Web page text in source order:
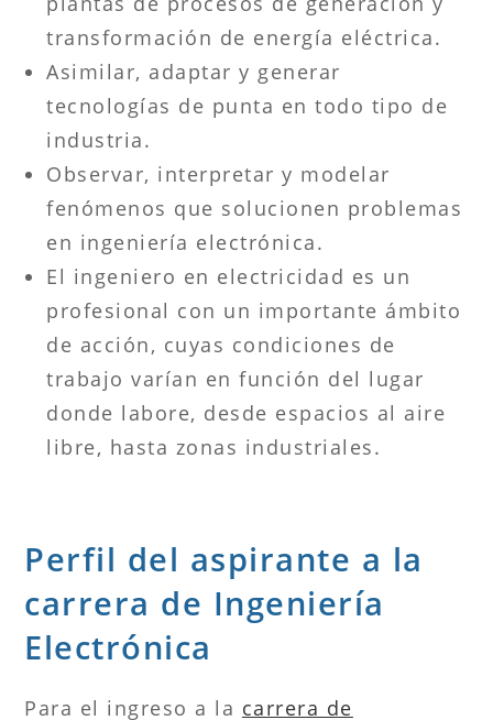
transformación de energía eléctrica.
Asimilar, adaptar y generar
tecnologías de punta en todo tipo de
industria.
Observar, interpretar y modelar
fenómenos que solucionen problemas
en ingeniería electrónica.
El ingeniero en electricidad es un
profesional con un importante ámbito
de acción, cuyas condiciones de
trabajo varían en función del lugar
donde labore, desde espacios al aire
libre, hasta zonas industriales.
Perfil del aspirante a la
carrera de Ingeniería
Electrónica
Para el ingreso a la carrera de